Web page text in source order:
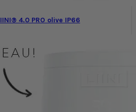
4.0 PRO olive IP66